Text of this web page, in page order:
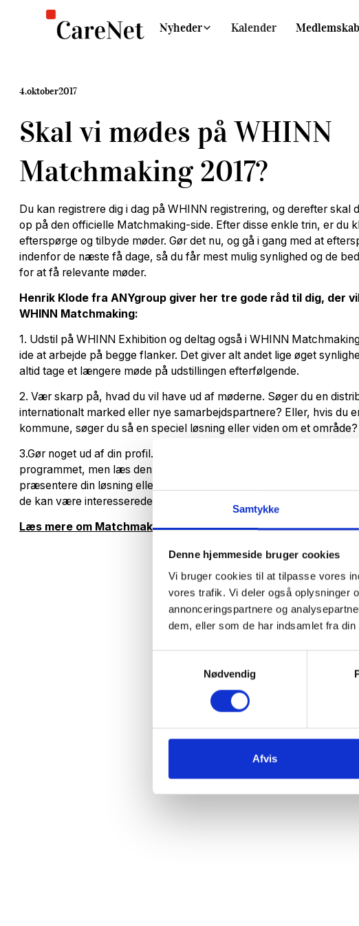
Samtykke
Denne hjemmeside bruger cookies
Vi bruger cookies til at tilpasse vores
vores trafik. Vi deler også oplysninger
annonceringspartnere og
dem, eller som de har indsamlet fra
Nødvendig
Afvis
Nyheder Kalender Medlemskab
4.oktober2017
Skal vi mødes på WHINN
Matchmaking 2017?
Du kan registrere dig i dag på WHINN registrering, og derefter skal
op på den officielle Matchmaking-side. Efter disse enkle trin, er du
efterspørge og tilbyde møder. Gør det nu, og gå i gang med at
indenfor de næste få dage, så du får mest mulig synlighed og de
for at få relevante møder.
Henrik Klode fra ANYgroup giver her tre gode råd til dig, der
WHINN Matchmaking:
1. Udstil på WHINN Exhibition og deltag også i WHINN
ide at arbejde på begge flanker. Det giver alt andet lige øget
altid tage et længere møde på udstillingen efterfølgende.
2. Vær skarp på, hvad du vil have ud af møderne. Søger du en
internationalt marked eller nye samarbejdspartnere? Eller, hvis du
kommune, søger du så en speciel løsning eller viden om et område?
3.Gør noget ud af din profil. Hvis du har deltaget tidligere, ligger din
programmet, men læs den lige igennem så den er opdateret. Jo
præsentere din løsning eller dine ønsker, jo hurtigere kan de øvrige
de kan være interesserede i et møde.
Læs mere om Matchmaking her